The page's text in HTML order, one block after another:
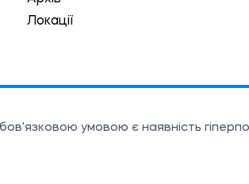
Локації
умовою є наявність